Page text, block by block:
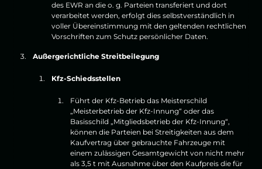
des EWR an die o. g. Parteien transferiert und dort
verarbeitet werden, erfolgt dies selbstverständlich in
voller Übereinstimmung mit den geltenden rechtlichen
Vorschriften zum Schutz persönlicher Daten.
Außergerichtliche Streitbeilegung
Kfz-Schiedsstellen
Führt der Kfz-Betrieb das Meisterschild
„Meisterbetrieb der Kfz-Innung“ oder das
Basisschild „Mitgliedsbetrieb der Kfz-Innung“,
können die Parteien bei Streitigkeiten aus dem
Kaufvertrag über gebrauchte Fahrzeuge mit
einem zulässigen Gesamtgewicht von nicht mehr
als 3,5 t mit Ausnahme über den Kaufpreis die für